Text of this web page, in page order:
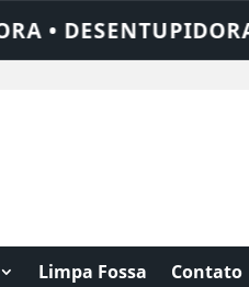
•
Limpa Fossa Contato